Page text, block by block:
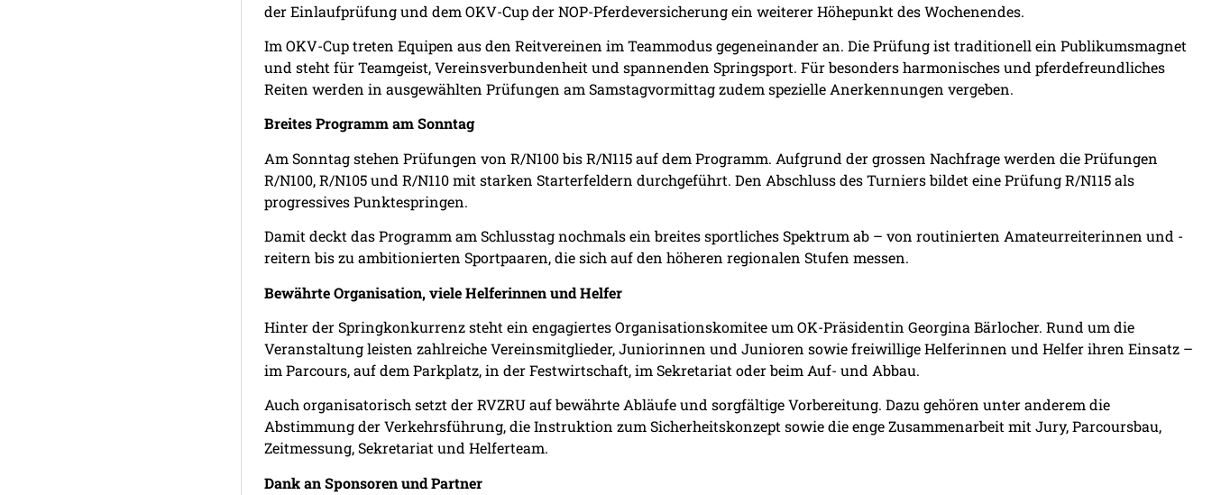
der Einlaufprüfung und dem OKV-Cup der NOP-Pferdeversicherung ein weiterer Höhepunkt des Wochenendes.
Im OKV-Cup treten Equipen aus den Reitvereinen im Teammodus gegeneinander an. Die Prüfung ist traditionell ein Publikumsmagnet
und steht für Teamgeist, Vereinsverbundenheit und spannenden Springsport. Für besonders harmonisches und pferdefreundliches
Reiten werden in ausgewählten Prüfungen am Samstagvormittag zudem spezielle Anerkennungen vergeben.
Breites Programm am Sonntag
Am Sonntag stehen Prüfungen von R/N100 bis R/N115 auf dem Programm. Aufgrund der grossen Nachfrage werden die Prüfungen
R/N100, R/N105 und R/N110 mit starken Starterfeldern durchgeführt. Den Abschluss des Turniers bildet eine Prüfung R/N115 als
progressives Punktespringen.
Damit deckt das Programm am Schlusstag nochmals ein breites sportliches Spektrum ab – von routinierten Amateurreiterinnen und -
reitern bis zu ambitionierten Sportpaaren, die sich auf den höheren regionalen Stufen messen.
Bewährte Organisation, viele Helferinnen und Helfer
Hinter der Springkonkurrenz steht ein engagiertes Organisationskomitee um OK-Präsidentin Georgina Bärlocher. Rund um die
Veranstaltung leisten zahlreiche Vereinsmitglieder, Juniorinnen und Junioren sowie freiwillige Helferinnen und Helfer ihren Einsatz –
im Parcours, auf dem Parkplatz, in der Festwirtschaft, im Sekretariat oder beim Auf- und Abbau.
Auch organisatorisch setzt der RVZRU auf bewährte Abläufe und sorgfältige Vorbereitung. Dazu gehören unter anderem die
Abstimmung der Verkehrsführung, die Instruktion zum Sicherheitskonzept sowie die enge Zusammenarbeit mit Jury, Parcoursbau,
Zeitmessung, Sekretariat und Helferteam.
Dank an Sponsoren und Partner